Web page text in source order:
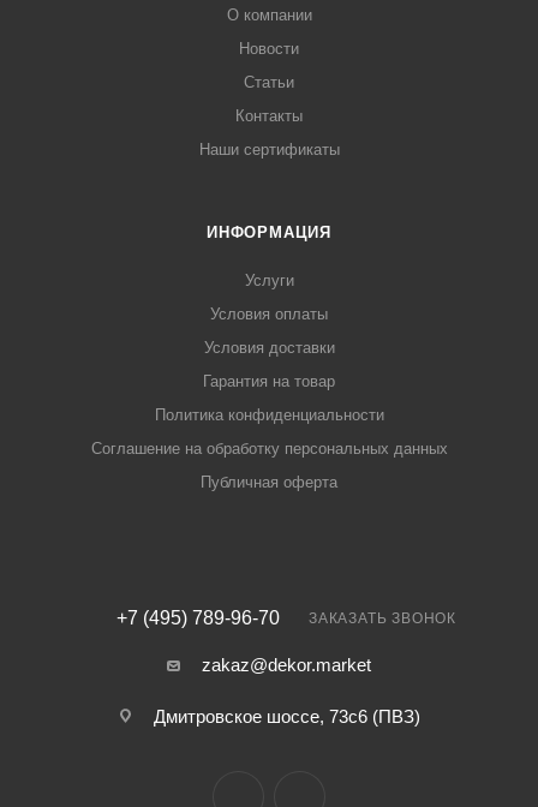
О компании
Новости
Статьи
Контакты
Наши сертификаты
ИНФОРМАЦИЯ
Услуги
Условия оплаты
Условия доставки
Гарантия на товар
Политика конфиденциальности
Соглашение на обработку персональных данных
Публичная оферта
+7 (495) 789-96-70 ЗАКАЗАТЬ ЗВОНОК
zakaz@dekor.market
Дмитровское шоссе, 73с6 (ПВЗ)